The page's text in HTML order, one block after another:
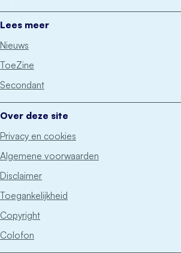
Lees meer
Nieuws
ToeZine
Secondant
Over deze site
Privacy en cookies
Algemene voorwaarden
Disclaimer
Toegankelijkheid
Copyright
Colofon